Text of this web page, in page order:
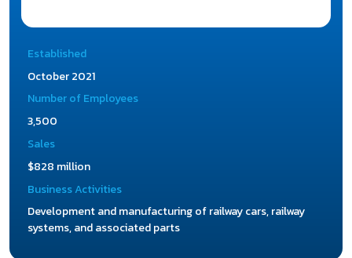
Established
October 2021
Number of Employees
3,500
Sales
$828 million
Business Activities
Development and manufacturing of railway cars, railway
systems, and associated parts